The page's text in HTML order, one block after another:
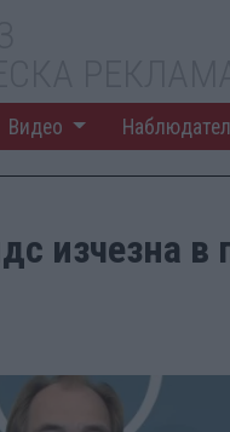
Видео Наблюдател
изчезна в